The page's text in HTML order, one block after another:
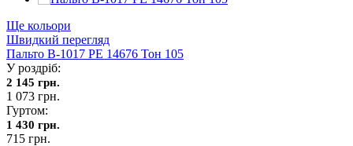
Ще кольори
Швидкий перегляд
Пальто В-1017 PE 14676 Тон 105
У роздріб:
2 145 грн.
1 073 грн.
Гуртом:
1 430 грн.
715 грн.